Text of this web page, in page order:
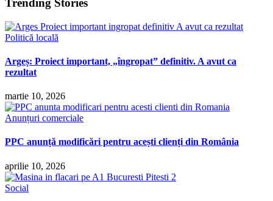
Trending Stories
Politică locală
Argeș: Proiect important, „îngropat” definitiv. A avut ca
rezultat
martie 10, 2026
Anunțuri comerciale
PPC anunță modificări pentru acești clienți din România
aprilie 10, 2026
Social